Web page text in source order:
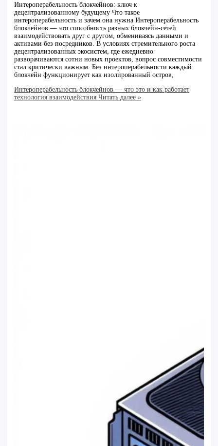
Интероперабельность блокчейнов: ключ к
децентрализованному будущему Что такое
интероперабельность и зачем она нужна Интероперабельность
блокчейнов — это способность разных блокчейн-сетей
взаимодействовать друг с другом, обмениваясь данными и
активами без посредников. В условиях стремительного роста
децентрализованных экосистем, где ежедневно
разворачиваются сотни новых проектов, вопрос совместимости
стал критически важным. Без интероперабельности каждый
блокчейн функционирует как изолированный остров,
Интероперабельность блокчейнов — что это и как работает
технология взаимодействия Читать далее »